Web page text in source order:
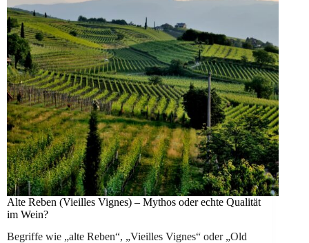
Alte Reben (Vieilles Vignes) – Mythos oder echte Qualität
im Wein?
Begriffe wie „alte Reben“, „Vieilles Vignes“ oder „Old